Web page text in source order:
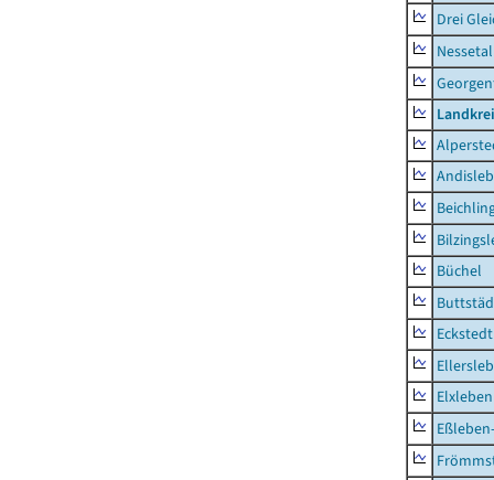
Drei
Nessetal
Büchel
Eckstedt
Elxleben